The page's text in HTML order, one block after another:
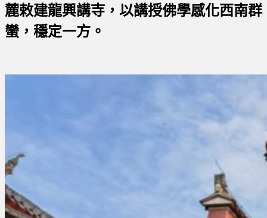
麓敕建龍興講寺，以講授佛學感化西南群
蠻，穩定一方。